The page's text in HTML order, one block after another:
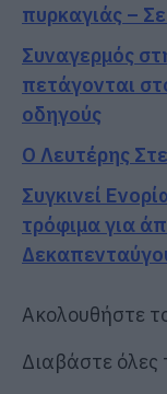
πυρκαγιάς –
Συναγερμός
πετάγονται
οδηγούς
Ο Λευτέρης
Συγκινεί
τρόφιμα για
Ακολουθήστε
Διαβάστε όλες